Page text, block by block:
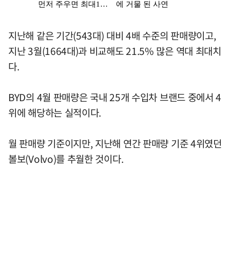
지난해 같은 기간(543대) 대비 4배 수준의 판매량이고,
지난 3월(1664대)과 비교해도 21.5% 많은 역대 최대치
다.
BYD의 4월 판매량은 국내 25개 수입차 브랜드 중에서 4
위에 해당하는 실적이다.
월 판매량 기준이지만, 지난해 연간 판매량 기준 4위였던
볼보(Volvo)를 추월한 것이다.